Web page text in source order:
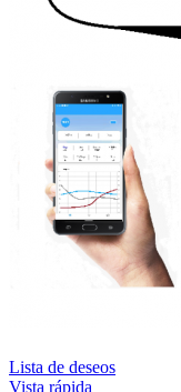
Lista de deseos
Vista rápida